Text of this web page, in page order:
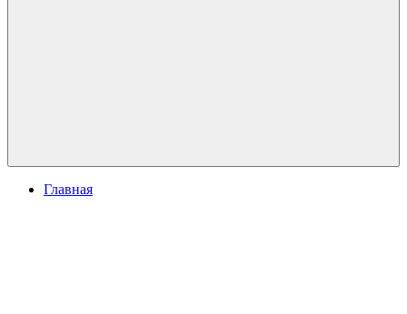
Главная